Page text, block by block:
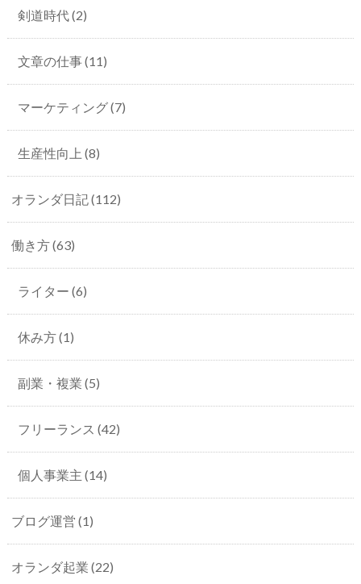
剣道時代(2)
文章の仕事(11)
マーケティング(7)
生産性向上 (8)
オランダ日記(112)
働き方(63)
ライター (6)
休み方(1)
副業・複業 (5)
フリーランス (42)
個人事業主 (14)
ブログ運営 (1)
オランダ起業 (22)